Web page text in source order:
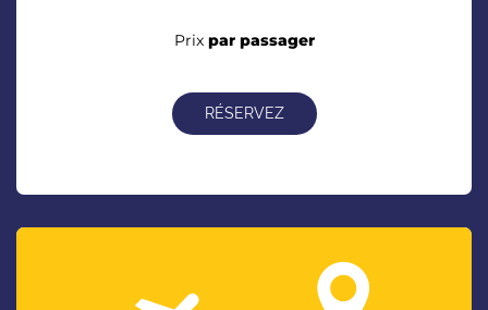
Prix par passager
RÉSERVEZ